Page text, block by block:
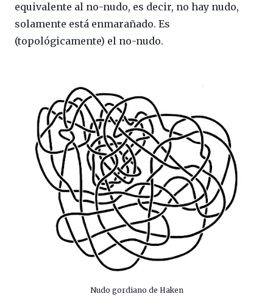
equivalente al no-nudo, es decir, no hay nudo,
solamente está enmarañado. Es
(topológicamente) el no-nudo.
Nudo gordiano de Haken